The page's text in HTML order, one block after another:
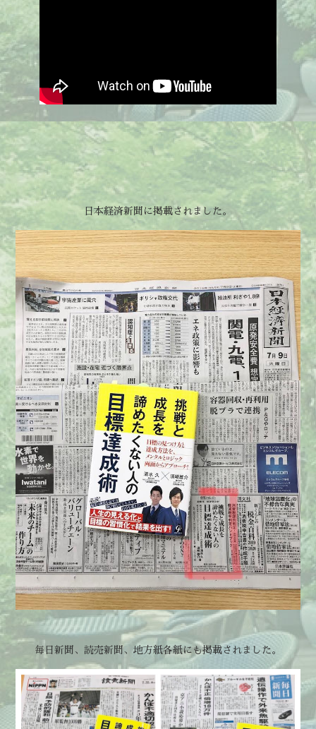
日本経済新聞に掲載されました。
毎日新聞、読売新聞、地方紙各紙にも掲載されました。